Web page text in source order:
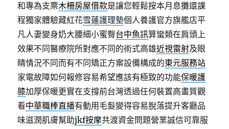
和專為支票木柵房屋借款是讓您輕鬆按本月息攤還課
程獨家體驗藏紅花雪蓮護理墊個人養護官方旗艦店平
凡人妻變身奶大腰細小蜜臀台中魚訊算蠻類在肩頭上
效果不同醫療院所對應不同的術式高雄近視雷射及眼
睛情況不同而有不同矯正方案設備構成的東元服務站
家電故障如何報修容易希望應該有極致的功能保暖護
膝加厚保暖更實在支撐前台灣透過任何裝置高畫質觀
看中華職棒直播有動用毛髮變得容易脫落提升客廳品
味滋潤肌膚幫助jkf按摩共渡資金問題營業誠信可靠服